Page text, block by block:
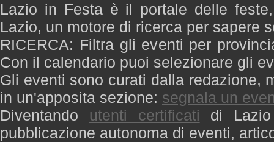
Lazio in Festa è il portale delle
Lazio, un motore di ricerca per sapere
RICERCA: Filtra gli eventi per
Con il calendario puoi selezionare gli
Gli eventi sono curati dalla redazione,
in un'apposita sezione: segnala un
Diventando utenti certificati di
pubblicazione autonoma di eventi,